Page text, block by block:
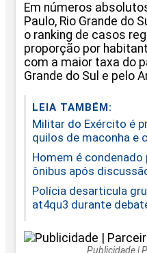
Em números
Paulo, Rio Grande do
o ranking de casos
proporção por
com a maior taxa do
Grande do Sul e pelo
LEIA TAMBÉM:
Militar do Exército é
quilos de maconha e
Homem é
ônibus após
Polícia desarticula
at4qu3 durante
Publicidade |